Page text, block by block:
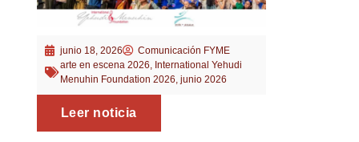
junio 18, 2026
Comunicación FYME
arte en escena 2026, International Yehudi
Menuhin Foundation 2026, junio 2026
Leer noticia